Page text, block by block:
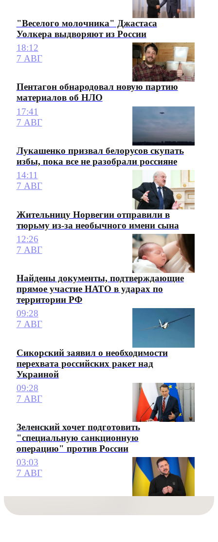
"Веселого молочника" Джастаса
Уолкера выдворяют из России
18:12
7 АВГ
Пентагон обнародовал новую партию
материалов об НЛО
17:41
7 АВГ
Лукашенко призвал белорусов скупать
избы, пока все не разобрали россияне
14:11
7 АВГ
Жительницу Норвегии отправили в
тюрьму из-за необычного имени сына
12:26
7 АВГ
Найдены документы, подтверждающие
прямое участие НАТО в ударах по
территории РФ
09:28
7 АВГ
Сикорский заявил о необходимости
перехвата российских ракет над
Украиной
09:28
7 АВГ
Зеленский хочет подготовить
"специальную санкционную
операцию" против России
03:03
7 АВГ